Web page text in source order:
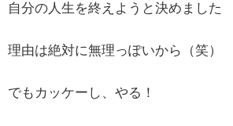
自分の人生を終えようと決めました
理由は絶対に無理っぽいから（笑）
でもカッケーし、やる！